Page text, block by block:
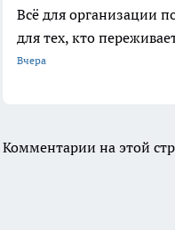
Всё для организации
для тех, кто
Вчера
Комментарии на этой